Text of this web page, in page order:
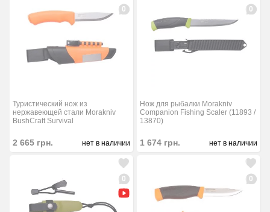
0
Туристический нож из
нержавеющей стали Morakniv
BushCraft Survival
2 665 грн. нет в наличии
0
Нож для рыбалки Morakniv
Companion Fishing Scaler (11893 /
13870)
1 674 грн. нет в наличии
0 0